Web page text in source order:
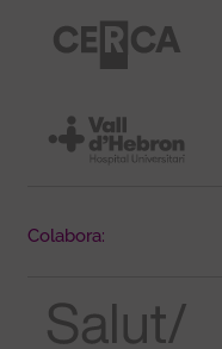
Colabora: